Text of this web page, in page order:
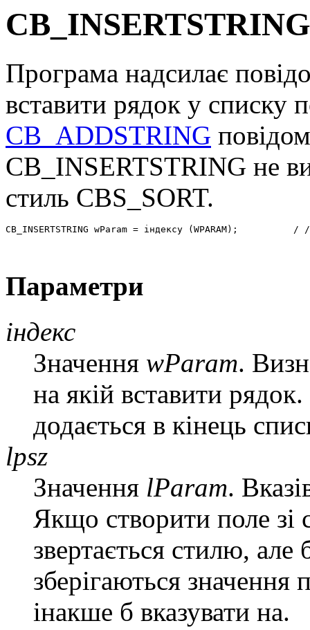
CB_INSERTSTRING
Програма надсилає
вставити рядок у списку
CB_ADDSTRING
CB_INSERTSTRING не
стиль CBS_SORT.
CB_INSERTSTRING wParam = індексу (WPARAM);
Параметри
індекс
Значення wParam.
на якій вставити
додається в кінець
lpsz
Значення lParam.
Якщо створити поле зі
звертається стилю,
зберігаються значення
інакше б вказувати на.